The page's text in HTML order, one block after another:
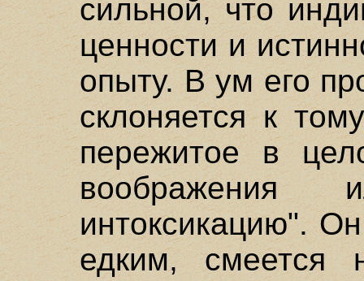
сильной, что
ценности и
опыту. В ум его
склоняется к
пережитое в
воображения
интоксикацию".
едким, смеется